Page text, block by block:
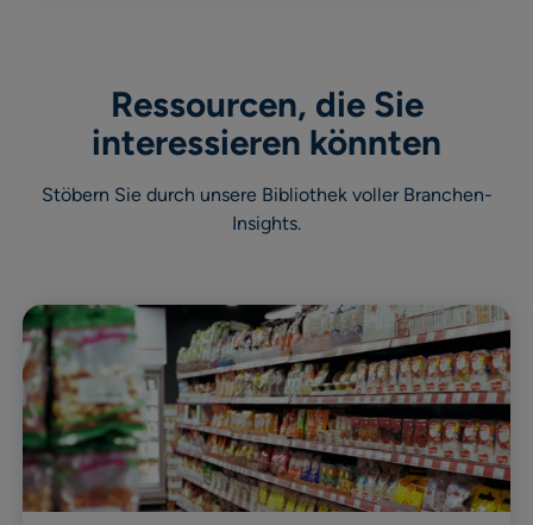
Ressourcen, die Sie
interessieren könnten
Stöbern Sie durch unsere Bibliothek voller Branchen-
Insights.